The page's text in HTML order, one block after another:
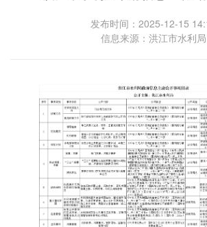
发布时间：2025-12-15
信息来源：洪江市水利局